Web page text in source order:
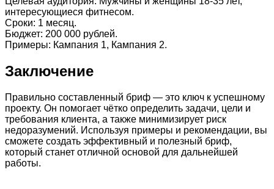
интересующиеся фитнесом.
Сроки: 1 месяц.
Бюджет: 200 000 рублей.
Примеры: Кампания 1, Кампания 2.
Заключение
Правильно составленный бриф — это ключ к успешному
проекту. Он помогает чётко определить задачи, цели и
требования клиента, а также минимизирует риск
недоразумений. Используя примеры и рекомендации, вы
сможете создать эффективный и полезный бриф,
который станет отличной основой для дальнейшей
работы.